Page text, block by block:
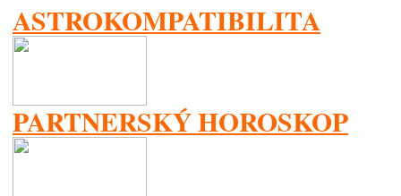
ASTROKOMPATIBILITA
PARTNERSKÝ HOROSKOP